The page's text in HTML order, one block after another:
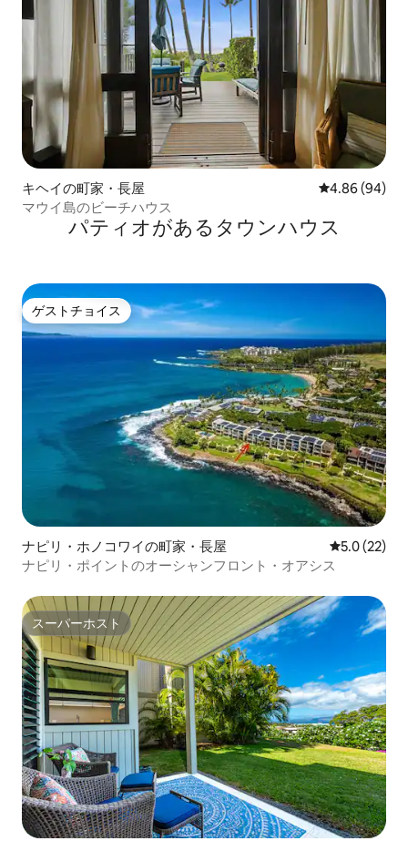
キヘイの町家・長屋 レビュー94件
4.86 (94)
マウイ島のビーチハウス
パティオがあるタウンハウス
ゲストチョイス
ゲストチョイス
ナピリ・ホノコワイの町家・長屋 レビュー22
5.0 (22)
ナピリ・ポイントのオーシャンフロント・オアシス
スーパーホスト
スーパーホスト